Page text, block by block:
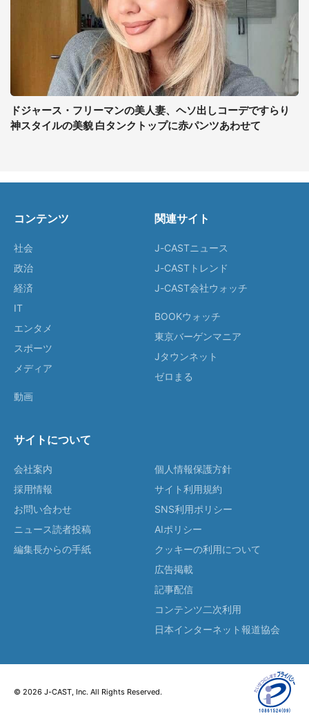
ドジャース・フリーマンの美人妻、ヘソ出しコーデですらり
神スタイルの美貌 白タンクトップに赤パンツあわせて
コンテンツ
社会
政治
経済
IT
エンタメ
スポーツ
メディア
動画
関連サイト
J-CASTニュース
J-CASTトレンド
J-CAST会社ウォッチ
BOOKウォッチ
東京バーゲンマニア
Jタウンネット
ゼロまる
サイトについて
会社案内
採用情報
お問い合わせ
ニュース読者投稿
編集長からの手紙
個人情報保護方針
サイト利用規約
SNS利用ポリシー
AIポリシー
クッキーの利用について
広告掲載
記事配信
コンテンツ二次利用
日本インターネット報道協会
© 2026 J-CAST, Inc. All Rights Reserved.